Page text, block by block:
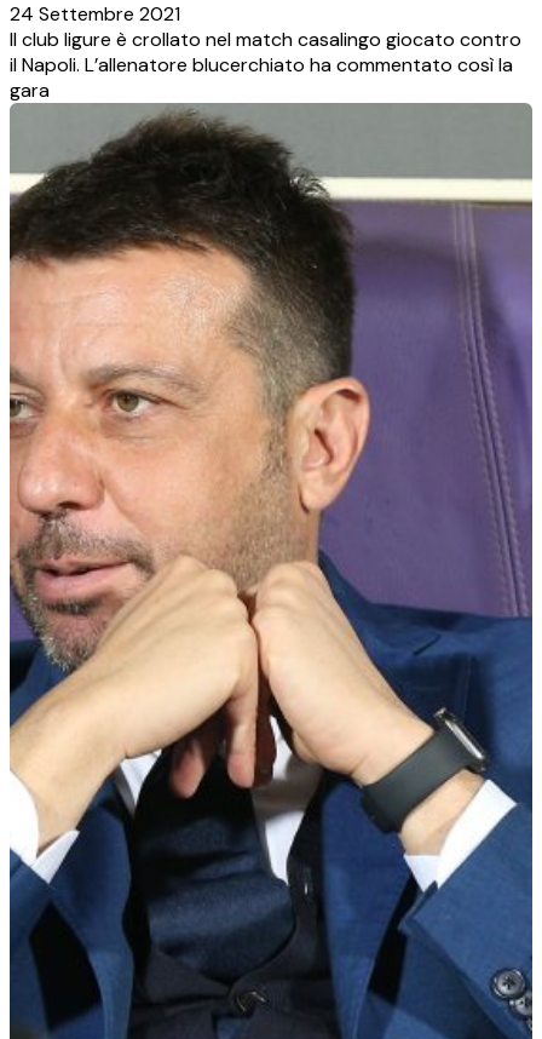
24 Settembre 2021
Il club ligure è crollato nel match casalingo giocato contro
il Napoli. L’allenatore blucerchiato ha commentato così la
gara